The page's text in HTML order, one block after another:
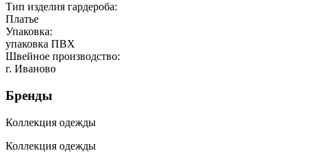
Тип изделия гардероба:
Платье
Упаковка:
упаковка ПВХ
Швейное производство:
г. Иваново
Бренды
Коллекция одежды
Коллекция одежды